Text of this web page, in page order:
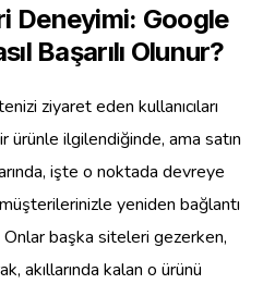
Deneyimi: Google
Başarılı Olunur?
ziyaret eden kullanıcıları
ilgilendiğinde, ama satın
işte o noktada devreye
yeniden bağlantı
başka siteleri gezerken,
akıllarında kalan o ürünü